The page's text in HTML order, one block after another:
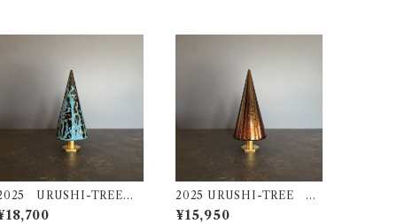
URUSHI-TREE
璃（ＲＵＲＩ）
2025 URUSHI-TREE 煌
（ＫＯＵ）
¥15,950